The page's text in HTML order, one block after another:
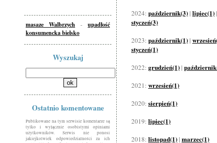
masaze Walbrzych - upadłość
konsumencka bielsko
Wyszukaj
Ostatnio komentowane
Publikowane na tym serwisie komentarze są
tylko i wyłącznie osobistymi opiniami
użytkowników. Serwis nie ponosi
jakiejkolwiek odpowiedzialności za ich
2024: październik(3) | lipiec(1)
styczeń(3)
2023: październik(1) |
styczeń(1)
2022: grudzień(1) |
2021: wrzesień(1)
2020: sierpień(1)
2019: lipiec(1)
2018: listopad(1) | marzec(1)